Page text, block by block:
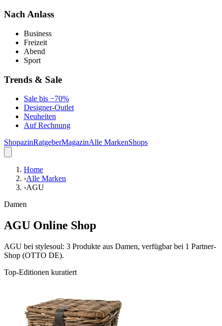
Nach Anlass
Business
Freizeit
Abend
Sport
Trends & Sale
Sale bis −70%
Designer-Outlet
Neuheiten
Auf Rechnung
ShopazinRatgeberMagazinAlle MarkenShops
Home
›Alle Marken
›AGU
Damen
AGU Online Shop
AGU bei stylesoul: 3 Produkte aus Damen, verfügbar bei 1 Partner-
Shop (OTTO DE).
Top-Editionen kuratiert